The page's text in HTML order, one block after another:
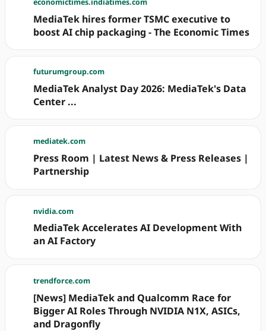
economictimes.indiatimes.com
MediaTek hires former TSMC executive to
boost AI chip packaging - The Economic Times
futurumgroup.com
MediaTek Analyst Day 2026: MediaTek's Data
Center ...
mediatek.com
Press Room | Latest News & Press Releases |
Partnership
nvidia.com
MediaTek Accelerates AI Development With
an AI Factory
trendforce.com
[News] MediaTek and Qualcomm Race for
Bigger AI Roles Through NVIDIA N1X, ASICs,
and Dragonfly